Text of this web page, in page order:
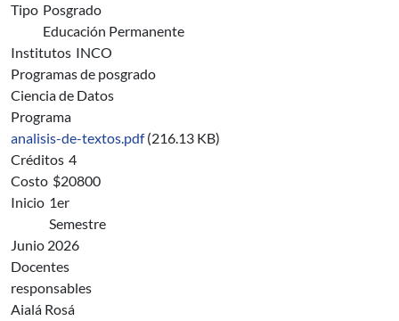
Tipo Posgrado
Educación Permanente
Institutos INCO
Programas de posgrado
Ciencia de Datos
Programa
analisis-de-textos.pdf (216.13 KB)
Créditos 4
Costo $20800
Inicio 1er
Semestre
Junio 2026
Docentes
responsables
Aialá Rosá